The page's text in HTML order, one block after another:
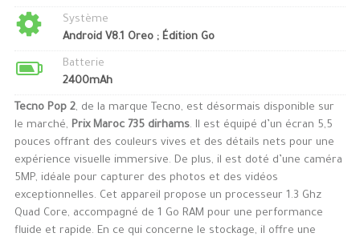
Système
Android V8.1 Oreo ; Édition Go
Batterie
2400mAh
Tecno Pop 2, de la marque Tecno, est désormais disponible sur
le marché, Prix Maroc 735 dirhams. Il est équipé d’un écran 5,5
pouces offrant des couleurs vives et des détails nets pour une
expérience visuelle immersive. De plus, il est doté d’une caméra
5MP, idéale pour capturer des photos et des vidéos
exceptionnelles. Cet appareil propose un processeur 1.3 Ghz
Quad Core, accompagné de 1 Go RAM pour une performance
fluide et rapide. En ce qui concerne le stockage, il offre une